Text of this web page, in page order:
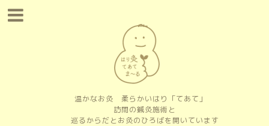
温かなお灸 柔らかいはり「てあて」
訪問の鍼灸施術と
巡るからだとお灸のひろばを開いています